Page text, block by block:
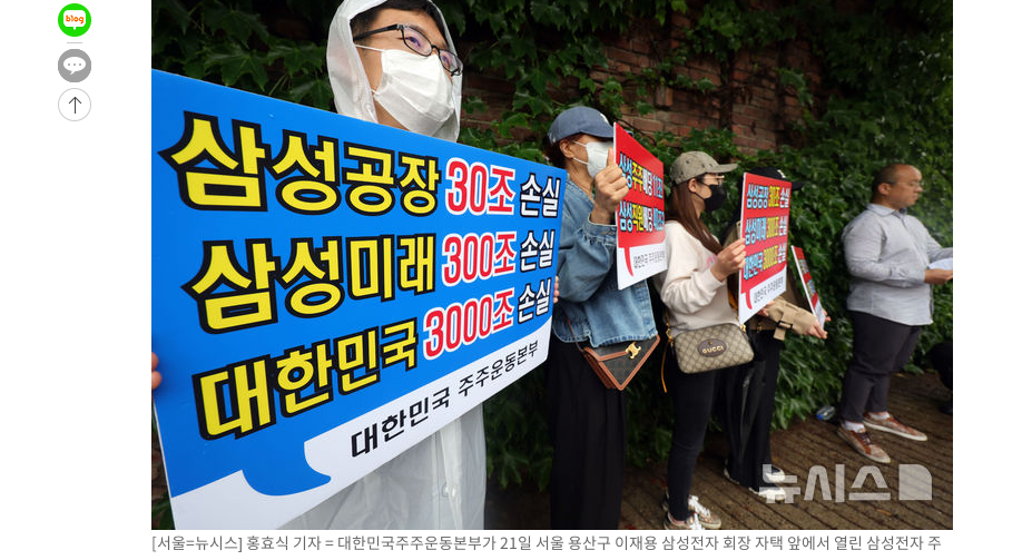
청래 44.56%
-21060초 전 >
[속보]與 대표 경선 제주·인천 당원투표…金 47.75%·鄭
42.08%·宋 10.17%
-20594초 전 >
이강인 "아틀레티코 이적 기뻐…등번호 7번 의미보단 팀 위해 뛸
것"
-20529초 전 >
[속보]與 당대표 경선, 제주·인천 권리당원 투표 김민석 승리
-14303초 전 >
낮 최고 35도 '무더위'…동해안 시간당 30㎜ '강한 비'[내일날씨]
[속보]이강인 "감독님이 원하는 마음 느꼈고, 많은 트로피 원해 아
수도권 40도 육박 '펄펄'…동해안 일부 지역엔 호의주의보
온열질환 사망자 3명 늘어…누적 환자 3000명 돌파
강릉에 시간당 81.4㎜ 물폭탄…도로 잠기고 담벼락 붕괴
백운산서 80년근 천종산삼 9뿌리 발견…감정가 1.3억원
선재도서 해루질 나섰다 실종 60대, 닷새 만에 숨진 채 발견
남자 농구, 나고야 아시안게임서 '홈팀' 일본과 한일전
여수 오동도 해상서 모터보트 전복…1명 사망·1명 실종
극한폭염 한풀 꺾이지만…'낮 최고 35도' 무더위, 열대야 계속[다음주
축구협회 "압수수색·성접대 논란 사과…쇄신의 기회로 삼겠다"
[속보]'압수수색·성접대 논란' 축구협회 "실망과 걱정 안겨드려 죄송"
'최고 37도' 폭염 지속…강원동해안 최대 150㎜ 비
[속보]뉴욕증시 상승 마감…S&P 0.6% 나스닥 1.3%↑
[서울=뉴시스] 홍효식 기자 = 대한민국주주운동본부가 21일 서울 용산구 이재용 삼성전자 회장 자택 앞에서 열린 삼성전자 주